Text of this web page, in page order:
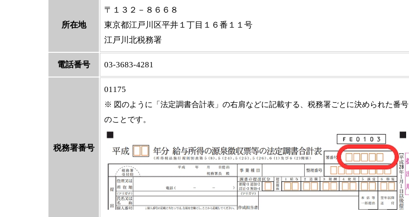
所在地
〒１３２－８６６８
東京都江戸川区平井１丁目１６番１１号
江戸川北税務署
電話番号 03-3683-4281
税務署番号
01175
※ 図のように「法定調書合計表」の右肩などに記載する、税務署ごとに決められた番号
のことです。